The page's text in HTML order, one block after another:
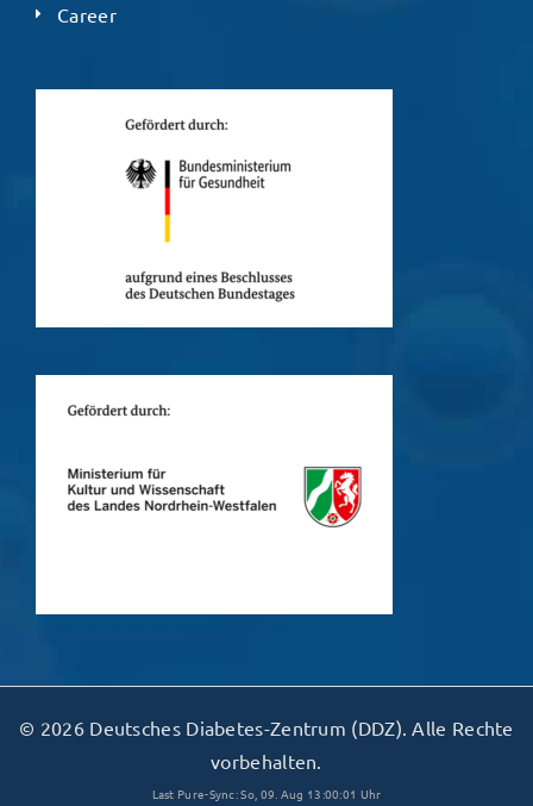
Career
© 2026 Deutsches Diabetes-Zentrum (DDZ). Alle Rechte
vorbehalten.
Last Pure-Sync: So, 09. Aug 13:00:01 Uhr